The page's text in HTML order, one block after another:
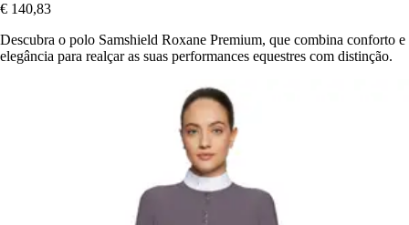
€ 140,83
Descubra o polo Samshield Roxane Premium, que combina conforto e
elegância para realçar as suas performances equestres com distinção.